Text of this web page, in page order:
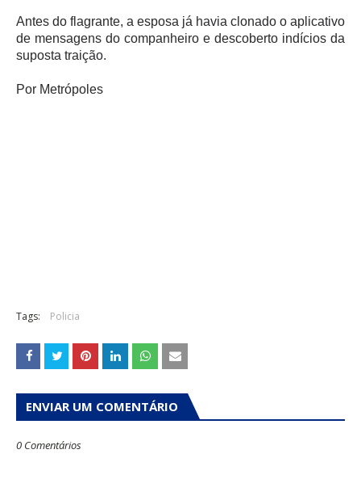
Antes do flagrante, a esposa já havia clonado o aplicativo
de mensagens do companheiro e descoberto indícios da
suposta traição.
Por Metrópoles
Tags: Policia
ENVIAR UM COMENTÁRIO
0 Comentários